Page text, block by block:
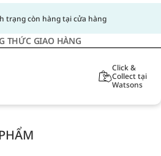
trạng còn hàng tại cửa hàng
THỨC GIAO HÀNG
Click &
Collect tại
Watsons